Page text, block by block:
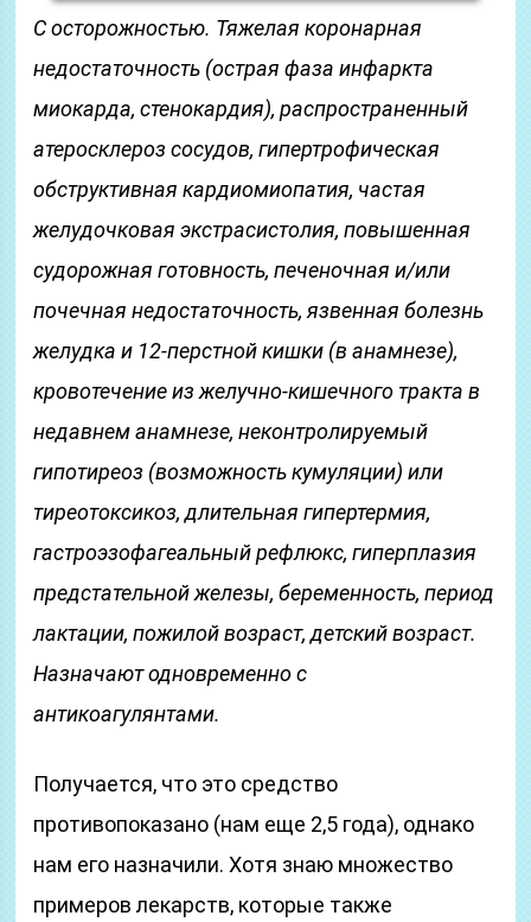
С осторожностью. Тяжелая коронарная
недостаточность (острая фаза инфаркта
миокарда, стенокардия), распространенный
атеросклероз сосудов, гипертрофическая
обструктивная кардиомиопатия, частая
желудочковая экстрасистолия, повышенная
судорожная готовность, печеночная и/или
почечная недостаточность, язвенная болезнь
желудка и 12-перстной кишки (в анамнезе),
кровотечение из желучно-кишечного тракта в
недавнем анамнезе, неконтролируемый
гипотиреоз (возможность кумуляции) или
тиреотоксикоз, длительная гипертермия,
гастроэзофагеальный рефлюкс, гиперплазия
предстательной железы, беременность, период
лактации, пожилой возраст, детский возраст.
Назначают одновременно с
антикоагулянтами.
Получается, что это средство
противопоказано (нам еще 2,5 года), однако
нам его назначили. Хотя знаю множество
примеров лекарств, которые также